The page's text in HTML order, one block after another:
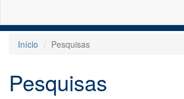
Início
Pesquisas
Pesquisas